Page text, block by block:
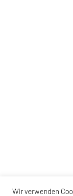
Wir verwenden